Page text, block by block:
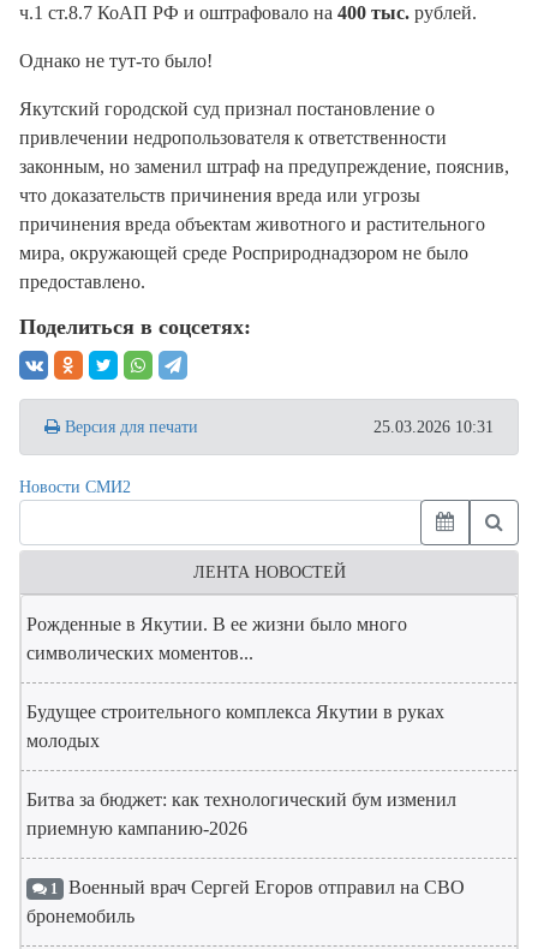
ч.1 ст.8.7 КоАП РФ и оштрафовало на 400 тыс. рублей.
Однако не тут-то было!
Якутский городской суд признал постановление о
привлечении недропользователя к ответственности
законным, но заменил штраф на предупреждение, пояснив,
что доказательств причинения вреда или угрозы
причинения вреда объектам животного и растительного
мира, окружающей среде Росприроднадзором не было
предоставлено.
Поделиться в соцсетях:
Версия для печати 25.03.2026 10:31
Новости СМИ2
ЛЕНТА НОВОСТЕЙ
Рожденные в Якутии. В ее жизни было много
символических моментов...
Будущее строительного комплекса Якутии в руках
молодых
Битва за бюджет: как технологический бум изменил
приемную кампанию-2026
1 Военный врач Сергей Егоров отправил на СВО
бронемобиль